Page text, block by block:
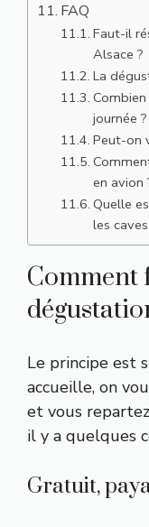
FAQ
Faut-il
Alsace ?
La
journée ?
Peut-on
en avion
Quelle
les
Comment
Le principe est
accueille, on
et vous
il y a quelques
Gratuit,